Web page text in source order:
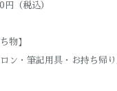
円（税込）
物】
ン・筆記用具・お持ち帰